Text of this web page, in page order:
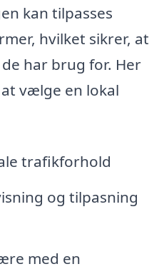
kan tilpasses
hvilket sikrer, at
har brug for. Her
vælge en lokal
trafikforhold
og tilpasning
med en